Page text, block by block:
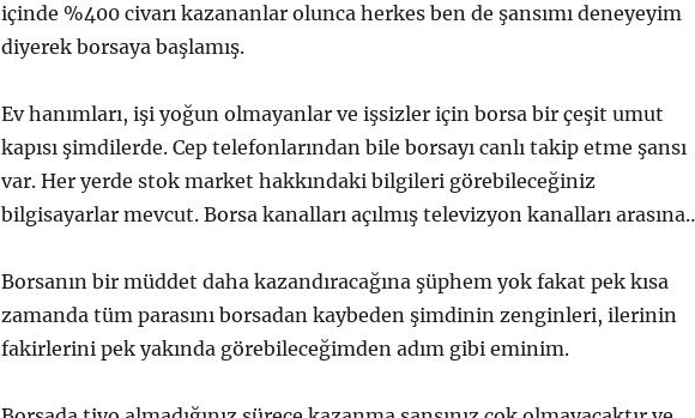
içinde %400 civarı kazananlar olunca herkes ben de şansımı deneyeyim
diyerek borsaya başlamış.
Ev hanımları, işi yoğun olmayanlar ve işsizler için borsa bir çeşit umut
kapısı şimdilerde. Cep telefonlarından bile borsayı canlı takip etme şansı
var. Her yerde stok market hakkındaki bilgileri görebileceğiniz
bilgisayarlar mevcut. Borsa kanalları açılmış televizyon kanalları
Borsanın bir müddet daha kazandıracağına şüphem yok fakat pek kısa
zamanda tüm parasını borsadan kaybeden şimdinin zenginleri, ilerinin
fakirlerini pek yakında görebileceğimden adım gibi eminim.